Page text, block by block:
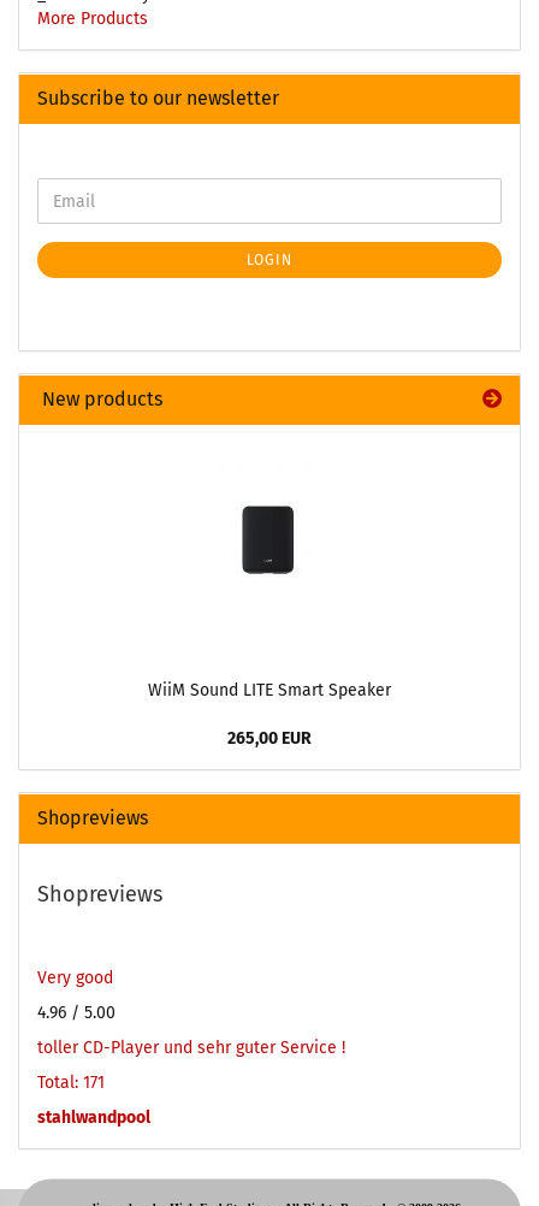
More Products
Subscribe to our newsletter
LOGIN
New products
WiiM Sound LITE Smart Speaker
265,00 EUR
Shopreviews
Shopreviews
Very good
4.96 / 5.00
toller CD-Player und sehr guter Service !
Total: 171
stahlwandpool